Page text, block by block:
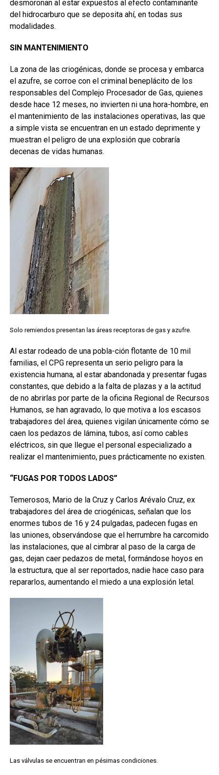
desmoronan al estar expuestos al efecto contaminante
del hidrocarburo que se deposita ahí, en todas sus
modalidades.
SIN MANTENIMIENTO
La zona de las criogénicas, donde se procesa y embarca
el azufre, se corroe con el criminal beneplácito de los
responsables del Complejo Procesador de Gas, quienes
desde hace 12 meses, no invierten ni una hora-hombre, en
el mantenimiento de las instalaciones operativas, las que
a simple vista se encuentran en un estado deprimente y
muestran el peligro de una explosión que cobraría
decenas de vidas humanas.
Solo remiendos presentan las áreas receptoras de gas y azufre.
Al estar rodeado de una pobla-ción flotante de 10 mil
familias, el CPG representa un serio peligro para la
existencia humana, al estar abandonada y presentar fugas
constantes, que debido a la falta de plazas y a la actitud
de no abrirlas por parte de la oficina Regional de Recursos
Humanos, se han agravado, lo que motiva a los escasos
trabajadores del área, quienes vigilan únicamente cómo se
caen los pedazos de lámina, tubos, así como cables
eléctricos, sin que llegue el personal especializado a
realizar el mantenimiento, pues prácticamente no existen.
“FUGAS POR TODOS LADOS”
Temerosos, Mario de la Cruz y Carlos Arévalo Cruz, ex
trabajadores del área de criogénicas, señalan que los
enormes tubos de 16 y 24 pulgadas, padecen fugas en
las uniones, observándose que el herrumbre ha carcomido
las instalaciones, que al cimbrar al paso de la carga de
gas, dejan caer pedazos de metal, formándose hoyos en
la estructura, que al ser reportados, nadie hace caso para
repararlos, aumentando el miedo a una explosión letal.
Las válvulas se encuentran en pésimas condiciones.